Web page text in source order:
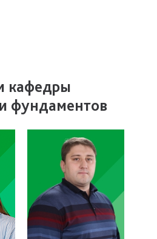
кафедры
фундаментов